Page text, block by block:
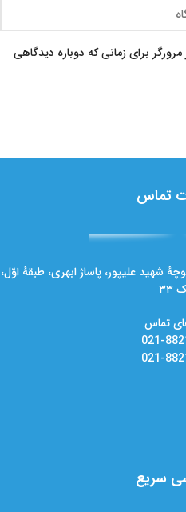
برای زمانی که دوباره دیدگاهی
تماس
شهید علیپور، پاساژ ابهری، طبقهٔ اوّل،
تماس
021-
021-
سریع